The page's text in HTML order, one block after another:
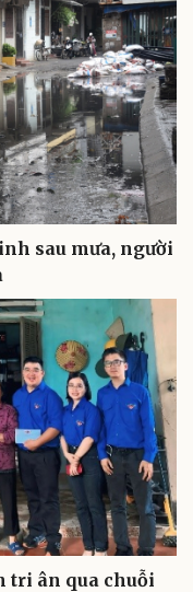
sau mưa, người
tri ân qua chuỗi